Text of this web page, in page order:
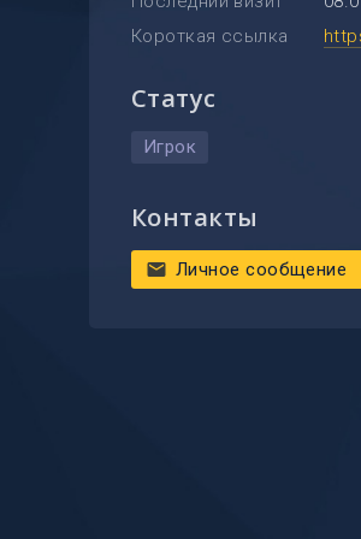
Короткая ссылка
Статус
Игрок
Контакты
mail Личное сообщение